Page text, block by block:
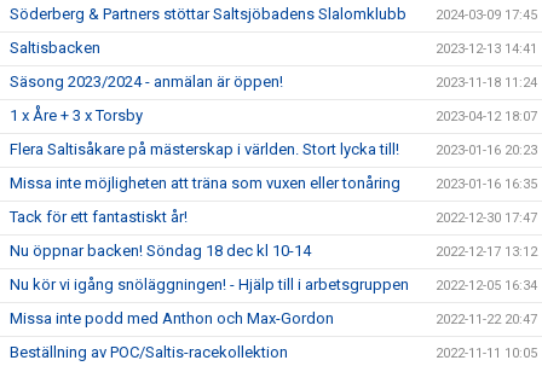
Söderberg & Partners stöttar Saltsjöbadens Slalomklubb 2024-03-09 17:45
Saltisbacken 2023-12-13 14:41
Säsong 2023/2024 - anmälan är öppen! 2023-11-18 11:24
1 x Åre + 3 x Torsby 2023-04-12 18:07
Flera Saltisåkare på mästerskap i världen. Stort lycka till! 2023-01-16 20:23
Missa inte möjligheten att träna som vuxen eller tonåring 2023-01-16 16:35
Tack för ett fantastiskt år! 2022-12-30 17:47
Nu öppnar backen! Söndag 18 dec kl 10-14 2022-12-17 13:12
Nu kör vi igång snöläggningen! - Hjälp till i arbetsgruppen 2022-12-05 16:34
Missa inte podd med Anthon och Max-Gordon 2022-11-22 20:47
Beställning av POC/Saltis-racekollektion 2022-11-11 10:05